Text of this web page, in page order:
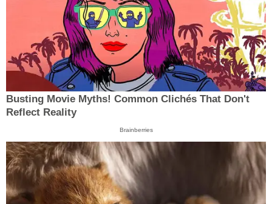
Busting Movie Myths! Common Clichés That Don't
Reflect Reality
Brainberries